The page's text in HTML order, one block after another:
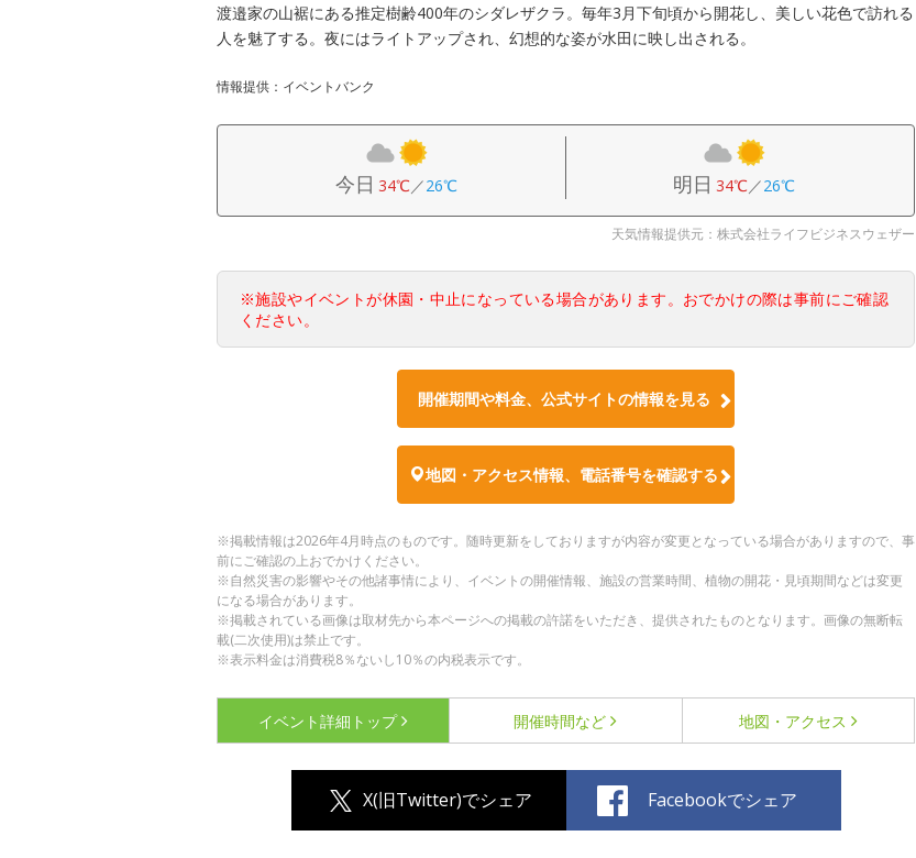
渡邉家の山裾にある推定樹齢400年のシダレザクラ。毎年3月下旬頃から開花し、美しい花色で訪れる
人を魅了する。夜にはライトアップされ、幻想的な姿が水田に映し出される。
情報提供：イベントバンク
今日 34℃／26℃ 明日 34℃／26℃
天気情報提供元：株式会社ライフビジネスウェザー
※施設やイベントが休園・中止になっている場合があります。おでかけの際は事前にご確認
ください。
開催期間や料金、公式サイトの情報を見る
地図・アクセス情報、電話番号を確認する
※掲載情報は2026年4月時点のものです。随時更新をしておりますが内容が変更となっている場合がありますので、事
前にご確認の上おでかけください。
※自然災害の影響やその他諸事情により、イベントの開催情報、施設の営業時間、植物の開花・見頃期間などは変更
になる場合があります。
※掲載されている画像は取材先から本ページへの掲載の許諾をいただき、提供されたものとなります。画像の無断転
載(二次使用)は禁止です。
※表示料金は消費税8％ないし10％の内税表示です。
イベント詳細 トップ 開催時間など 地図・アクセス
X(旧Twitter)でシェア Facebookでシェア